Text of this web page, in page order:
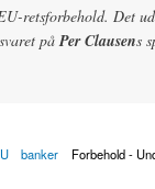
retsforbehold. Det
påPer Clausens
banker Forbehold -